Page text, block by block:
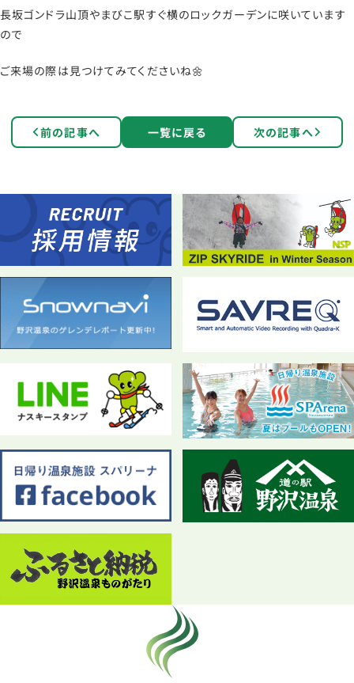
長坂ゴンドラ山頂やまびこ駅すぐ横のロックガーデンに咲いています
ので
ご来場の際は見つけてみてくださいね🌼
前の記事へ 一覧に戻る 次の記事へ